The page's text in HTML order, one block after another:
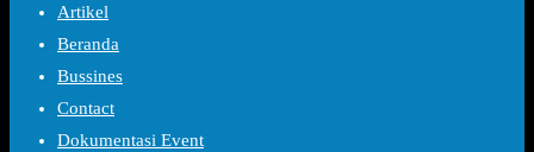
Artikel
Beranda
Bussines
Contact
Dokumentasi Event